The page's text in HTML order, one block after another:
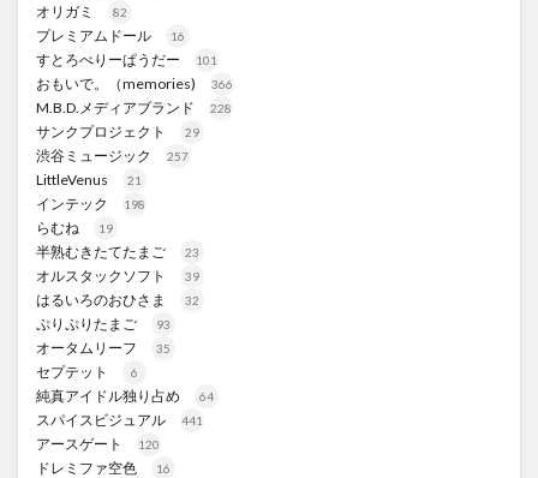
オリガミ 82
プレミアムドール 16
すとろべりーぱうだー 101
おもいで。（memories) 366
M.B.D.メディアブランド 228
サンクプロジェクト 29
渋谷ミュージック 257
LittleVenus 21
インテック 198
らむね 19
半熟むきたてたまご 23
オルスタックソフト 39
はるいろのおひさま 32
ぷりぷりたまご 93
オータムリーフ 35
セプテット 6
純真アイドル独り占め 64
スパイスビジュアル 441
アースゲート 120
ドレミファ空色 16